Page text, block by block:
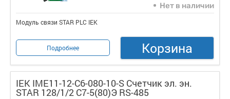
Нет в наличии
Модуль связи STAR PLC IEK
Подробнее Корзина
IEK IME11-12-C6-080-10-S Счетчик эл. эн.
STAR 128/1/2 С7-5(80)Э RS-485